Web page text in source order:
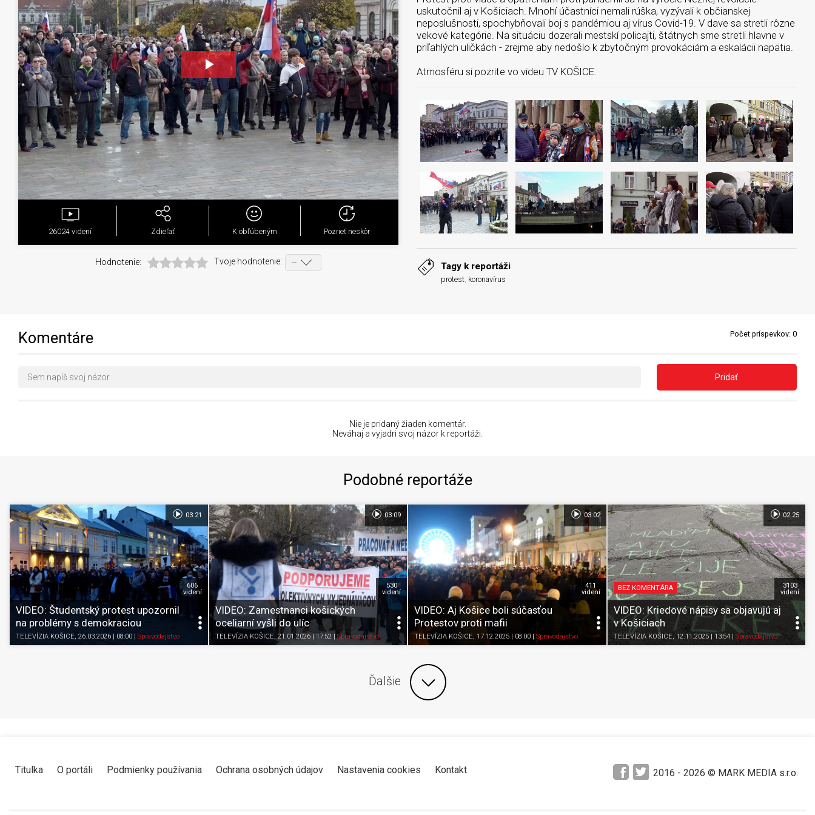
Play
Video
26024videní Zdieľať K obľúbeným Pozrieť neskôr
Hodnotenie: Tvoje hodnotenie:
uskutočnil aj v Košiciach. Mnohí účastníci nemali rúška, vyzývali k občianskej
neposlušnosti, spochybňovali boj s pandémiou aj vírus Covid-19. V dave sa stretli rôzne
vekové kategórie. Na situáciu dozerali mestskí policajti, štátnych sme stretli hlavne v
priľahlých uličkách - zrejme aby nedošlo k zbytočným provokáciám a eskalácii napätia.
Atmosféru si pozrite vo videu TV KOŠICE.
Tagy k reportáži
protest, koronavírus
Komentáre Počet príspevkov: 0
Pridať
Nie je pridaný žiaden komentár.
Neváhaj a vyjadri svoj názor k reportáži.
Podobné reportáže
VIDEO: Študentský protest upozornil
na problémy s demokraciou
TELEVÍZIA KOŠICE, 26.03.2026 | 08:00 Spravodajstvo Pozrieť neskôr
K obľúbeným
Zdieľať
606
videní
03:21
VIDEO: Zamestnanci košických
oceliarní vyšli do ulíc
TELEVÍZIA KOŠICE, 21.01.2026 | 17:52| Spravodajstvo Pozrieť neskôr
K obľúbeným
Zdieľať
530
videní
03:09
VIDEO: Aj Košice boli súčasťou
Protestov proti mafii
TELEVÍZIA KOŠICE, 17.12.2025 | 08:00 Spravodajstvo Pozrieť neskôr
K obľúbeným
Zdieľať
411
videní
03:02
BEZ KOMENTÁRA
VIDEO: Kriedové nápisy sa objavujú aj
v Košiciach
TELEVÍZIA KOŠICE, 12.11.2025 | 13:54| Spravodajstvo
3103
videní
02:25
Ďalšie
Titulka O portáli Podmienky používania Ochrana osobných údajov Nastavenia cookies Kontakt 2016 - 2026 © MARK MEDIA s.r.o.